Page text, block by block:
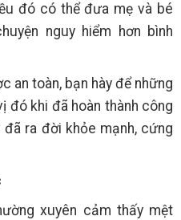
đó có thể đưa mẹ và bé
nguy hiểm hơn bình
an toàn, bạn hày để những
đó khi đã hoàn thành công
ra đời khỏe mạnh, cứng
xuyên cảm thấy mệt